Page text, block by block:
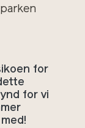
for
for vi